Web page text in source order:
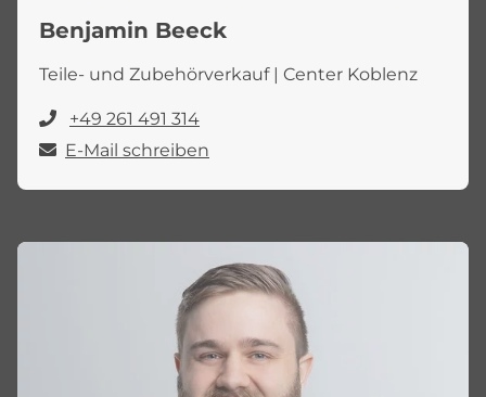
Benjamin Beeck
Teile- und Zubehörverkauf | Center Koblenz
+49 261 491 314
E-Mail schreiben